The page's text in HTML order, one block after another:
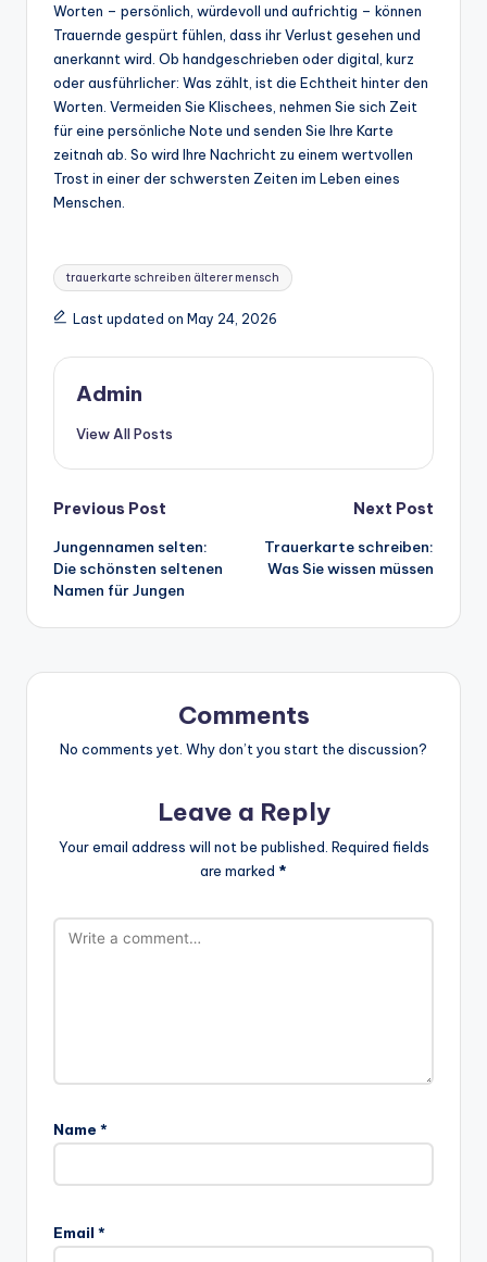
Worten – persönlich, würdevoll und aufrichtig – können
Trauernde gespürt fühlen, dass ihr Verlust gesehen und
anerkannt wird. Ob handgeschrieben oder digital, kurz
oder ausführlicher: Was zählt, ist die Echtheit hinter den
Worten. Vermeiden Sie Klischees, nehmen Sie sich Zeit
für eine persönliche Note und senden Sie Ihre Karte
zeitnah ab. So wird Ihre Nachricht zu einem wertvollen
Trost in einer der schwersten Zeiten im Leben eines
Menschen.
Tags:
trauerkarte schreiben älterer mensch
Last updated on May 24, 2026
Admin
View All Posts
Post
navigation
Previous Post
Jungennamen selten:
Die schönsten seltenen
Namen für Jungen
Next Post
Trauerkarte schreiben:
Was Sie wissen müssen
Comments
No comments yet. Why don’t you start the discussion?
Leave a Reply
Your email address will not be published. Required fields
are marked *
Name *
Email *